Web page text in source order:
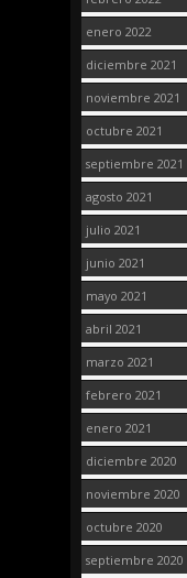
enero 2022
diciembre 2021
noviembre 2021
octubre 2021
septiembre 2021
agosto 2021
julio 2021
junio 2021
mayo 2021
abril 2021
marzo 2021
febrero 2021
enero 2021
diciembre 2020
noviembre 2020
octubre 2020
septiembre 2020